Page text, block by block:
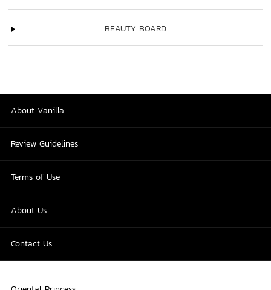
BEAUTY BOARD
About Vanilla
Review Guidelines
Terms of Use
About Us
Contact Us